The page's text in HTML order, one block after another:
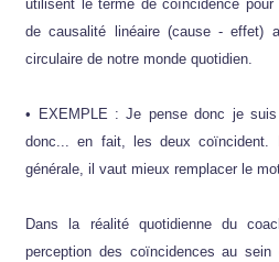
utilisent le terme de coïncidence
de causalité linéaire (cause - effet)
circulaire de notre monde quotidien.
• EXEMPLE : Je pense donc je
donc... en fait, les deux coïncident.
générale, il vaut mieux remplacer le
Dans la réalité quotidienne du
perception des coïncidences au